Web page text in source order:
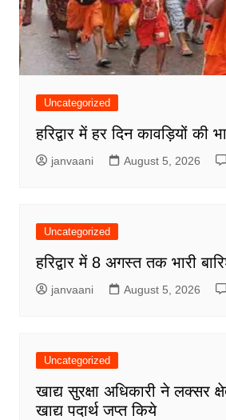
Uncategorized
हरिद्वार में हर दिन कावड़ियों की
janvaani August 5, 2026
Uncategorized
हरिद्वार में 8 अगस्त तक भारी
janvaani August 5, 2026
Uncategorized
खाद्य सुरक्षा अधिकारी ने लक्सर
खाद्य पदार्थ जप्त किये